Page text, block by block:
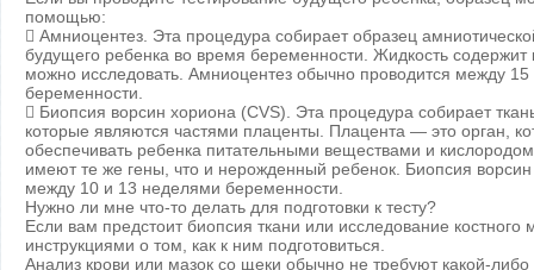
помощью:
 Амниоцентез. Эта процедура собирает образец
будущего ребенка во время беременности. Жидкость содержит
можно исследовать. Амниоцентез обычно проводится между
беременности.
 Биопсия ворсин хориона (CVS). Эта процедура собирает
которые являются частями плаценты. Плацента — это орган,
обеспечивать ребенка питательными веществами и
имеют те же гены, что и нерожденный ребенок. Биопсия
между 10 и 13 неделями беременности.
Нужно ли мне что-то делать для подготовки к тесту?
Если вам предстоит биопсия ткани или исследование костного
инструкциями о том, как к ним подготовиться.
Анализ крови или мазок со щеки обычно не требуют какой-либо